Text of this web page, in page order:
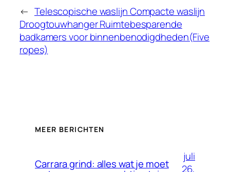
← Telescopische waslijn Compacte waslijn
Droogtouwhanger Ruimtebesparende
badkamers voor binnenbenodigdheden(Five
ropes)
MEER BERICHTEN
Carrara grind: alles wat je moet
juli
26,